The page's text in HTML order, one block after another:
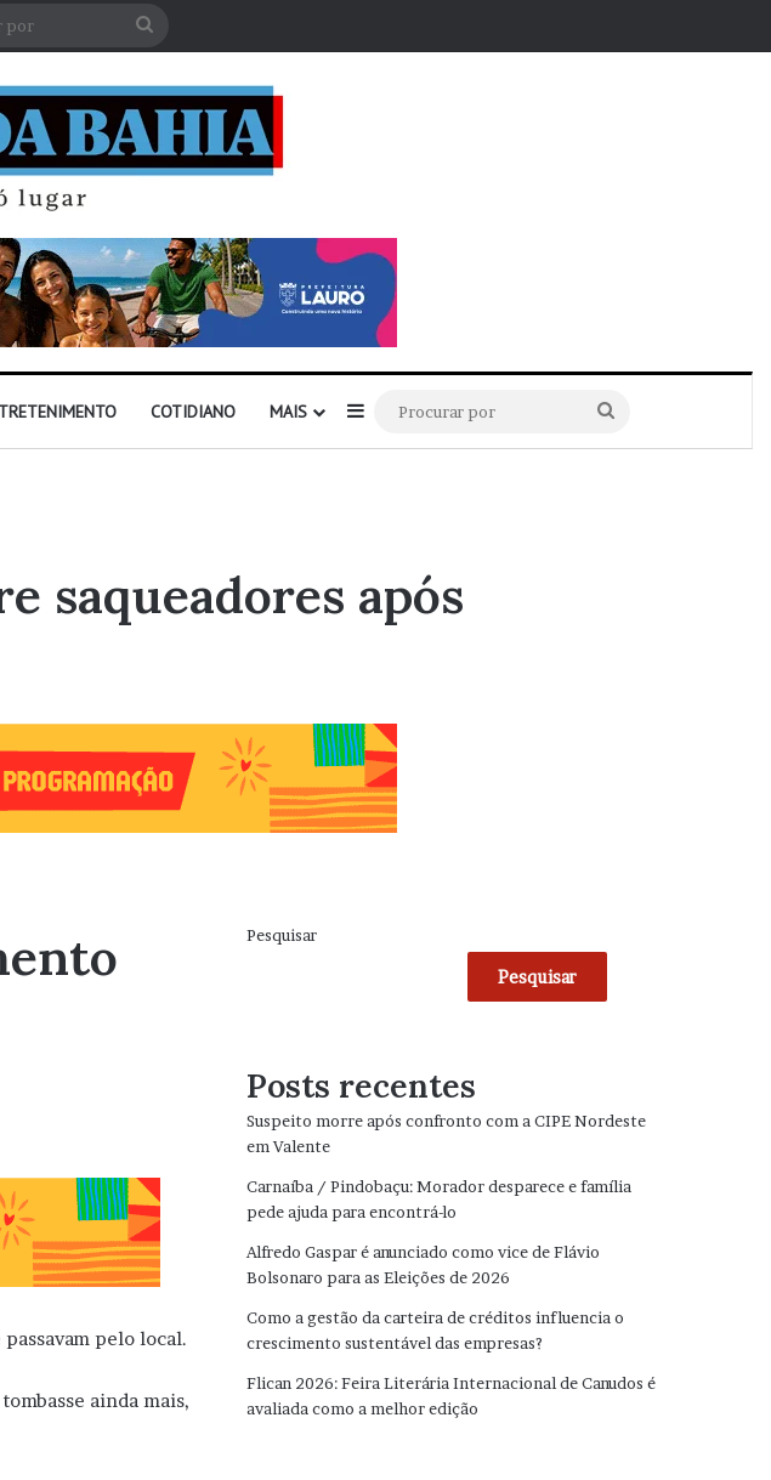
COTIDIANO MAIS Barra Lateral
por
saqueadores após
pelo local.
ainda mais,
Pesquisar
Pesquisar
Posts recentes
Suspeito morre após confronto com a CIPE Nordeste
em Valente
Carnaíba / Pindobaçu: Morador desparece e família
pede ajuda para encontrá-lo
Alfredo Gaspar é anunciado como vice de Flávio
Bolsonaro para as Eleições de 2026
Como a gestão da carteira de créditos influencia o
crescimento sustentável das empresas?
Flican 2026: Feira Literária Internacional de Canudos é
avaliada como a melhor edição